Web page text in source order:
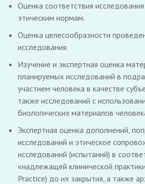
Оценка соответствия
этическим нормам.
Оценка целесообразности
исследования.
Изучение и экспертная оценка
планируемых исследований в
участием человека в качестве
также исследований с
биологических материалов
Экспертная оценка дополнений,
исследований и этическое
исследований (испытаний) в
«надлежащей клинической
Practice) до их закрытия, а также